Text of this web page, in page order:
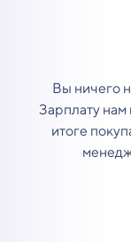
Вы ничего
Зарплату нам
итоге